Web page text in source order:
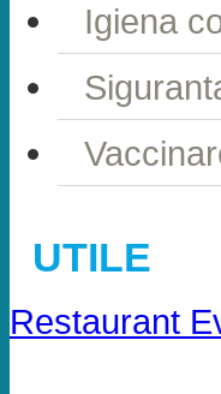
Igiena
UTILE
Restaurant